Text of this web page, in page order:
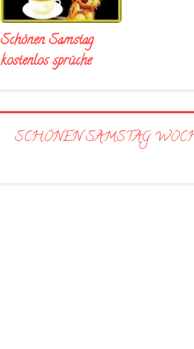
Schönen Samstag
kostenlos sprüche
SCHÖNEN SAMSTAG